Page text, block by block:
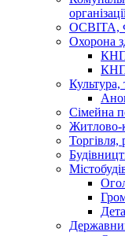
ОСВІТА,
Охорона
КНП
КНП
Культура,
Сімейна
Житлово-
Торгівля,